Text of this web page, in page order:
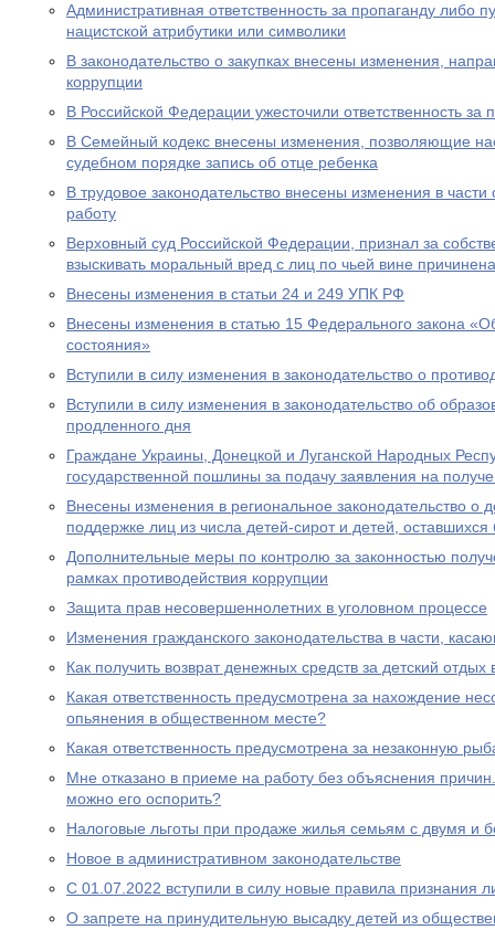
Административная ответственность за пропаганду либо
нацистской атрибутики или символики
В законодательство о закупках внесены изменения,
коррупции
В Российской Федерации ужесточили ответственность за
В Семейный кодекс внесены изменения, позволяющие
судебном порядке запись об отце ребенка
В трудовое законодательство внесены изменения в
работу
Верховный суд Российской Федерации, признал за
взыскивать моральный вред с лиц по чьей вине
Внесены изменения в статьи 24 и 249 УПК РФ
Внесены изменения в статью 15 Федерального закона
состояния»
Вступили в силу изменения в законодательство о
Вступили в силу изменения в законодательство об
продленного дня
Граждане Украины, Донецкой и Луганской Народных
государственной пошлины за подачу заявления на
Внесены изменения в региональное законодательство о
поддержке лиц из числа детей-сирот и детей,
Дополнительные меры по контролю за законностью
рамках противодействия коррупции
Защита прав несовершеннолетних в уголовном процессе
Изменения гражданского законодательства в части,
Как получить возврат денежных средств за детский отдых
Какая ответственность предусмотрена за нахождение
опьянения в общественном месте?
Какая ответственность предусмотрена за незаконную
Мне отказано в приеме на работу без объяснения
можно его оспорить?
Налоговые льготы при продаже жилья семьям с двумя и
Новое в административном законодательстве
С 01.07.2022 вступили в силу новые правила признания
О запрете на принудительную высадку детей из